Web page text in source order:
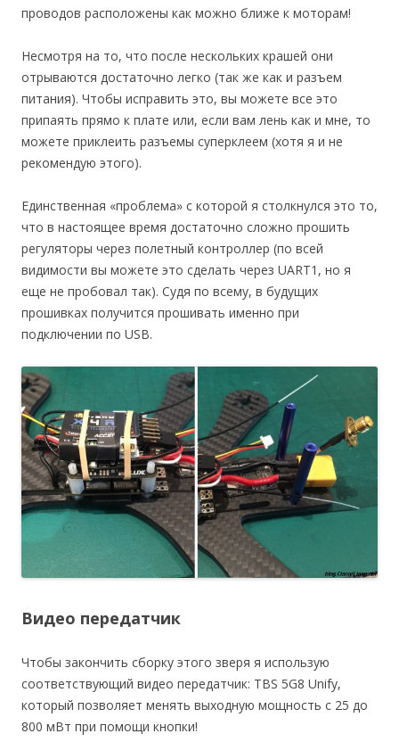
проводов расположены как можно ближе к моторам!
Несмотря на то, что после нескольких крашей они
отрываются достаточно легко (так же как и разъем
питания). Чтобы исправить это, вы можете все это
припаять прямо к плате или, если вам лень как и мне, то
можете приклеить разъемы суперклеем (хотя я и не
рекомендую этого).
Единственная «проблема» с которой я столкнулся это то,
что в настоящее время достаточно сложно прошить
регуляторы через полетный контроллер (по всей
видимости вы можете это сделать через UART1, но я
еще не пробовал так). Судя по всему, в будущих
прошивках получится прошивать именно при
подключении по USB.
Видео передатчик
Чтобы закончить сборку этого зверя я использую
соответствующий видео передатчик: TBS 5G8 Unify,
который позволяет менять выходную мощность с 25 до
800 мВт при помощи кнопки!